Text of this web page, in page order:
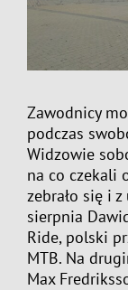
Zawodnicy
podczas
Widzowie
na co czekali
zebrało się i
sierpnia
Ride, polski
MTB. Na
Max